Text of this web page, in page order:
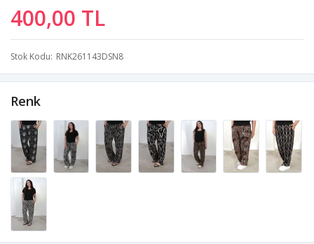
400,00 TL
Stok Kodu RNK261143DSN8
Renk